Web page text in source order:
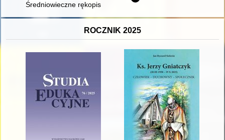
Średniowieczne rękopisy iluminowane z cysterskiego
ROCZNIK 2025